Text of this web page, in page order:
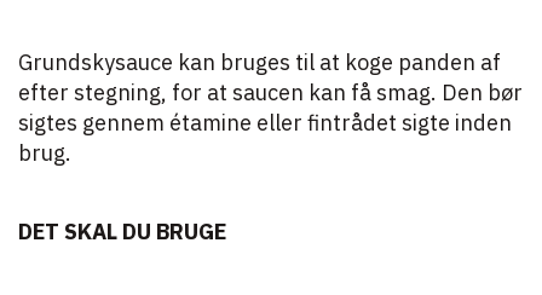
Grundskysauce kan bruges til at koge panden af
efter stegning, for at saucen kan få smag. Den bør
sigtes gennem étamine eller fintrådet sigte inden
brug.
DET SKAL DU BRUGE